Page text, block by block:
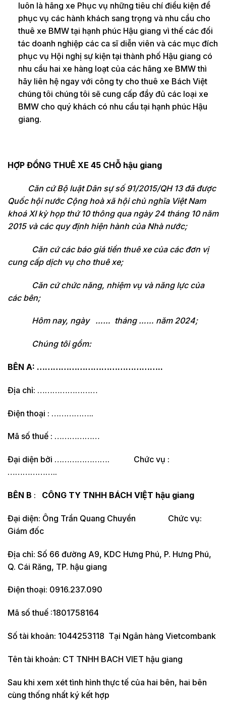
luôn là hãng xe Phục vụ những tiêu chí điều kiện để
phục vụ các hành khách sang trọng và nhu cầu cho
thuê xe BMW tại hạnh phúc Hậu giang vì thế các đối
tác doanh nghiệp các ca sĩ diễn viên và các mục đích
phục vụ Hội nghị sự kiện tại thành phố Hậu giang có
nhu cầu hai xe hàng loạt của các hãng xe BMW thì
hãy liên hệ ngay với công ty cho thuê xe Bách Việt
chúng tôi chúng tôi sẽ cung cấp đầy đủ các loại xe
BMW cho quý khách có nhu cầu tại hạnh phúc Hậu
giang.
HỢP ĐỒNG THUÊ XE 45 CHỖ hậu giang
Căn cứ Bộ luật Dân sự số 91/2015/QH 13 đã được
Quốc hội nước Cộng hoà xã hội chủ nghĩa Việt Nam
khoá XI kỳ họp thứ 10 thông qua ngày 24 tháng 10 năm
2015 và các quy định hiện hành của Nhà nước;
Căn cứ các báo giá tiền thuê xe của các đơn vị
cung cấp dịch vụ cho thuê xe;
Căn cứ chức năng, nhiệm vụ và năng lực của
các bên;
Hôm nay, ngày …… tháng …… năm 2024;
Chúng tôi gồm:
BÊN A: ………………………………………..
Địa chỉ: ……………………
Điện thoại : ……………..
Mã số thuế : ………………
Đại diện bởi …………………. Chức vụ :
………………..
BÊN B : CÔNG TY TNHH BÁCH VIỆT hậu giang
Đại diện: Ông Trần Quang Chuyền Chức vụ:
Giám đốc
Địa chỉ: Số 66 đường A9, KDC Hưng Phú, P. Hưng Phú,
Q. Cái Răng, TP. hậu giang
Điện thoại: 0916.237.090
Mã số thuế :1801758164
Số tài khoản: 1044253118 Tại Ngân hàng Vietcombank
Tên tài khoản: CT TNHH BACH VIET hậu giang
Sau khi xem xét tình hình thực tế của hai bên, hai bên
cùng thống nhất ký kết hợp